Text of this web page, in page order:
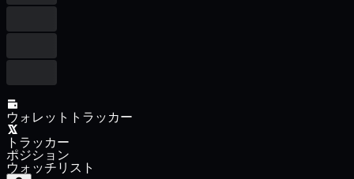
ウォレットトラッカー
トラッカー
ポジション
ウォッチリスト